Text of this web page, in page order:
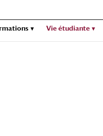
Vie étudiante